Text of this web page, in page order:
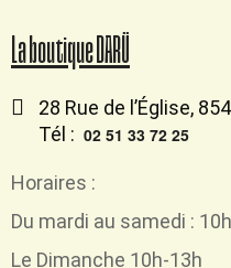
La boutique DARÜ
28 Rue de l’Église,
Tél : 02 51 33 72 25
Horaires :
Du mardi au samedi :
Le Dimanche 10h-13h